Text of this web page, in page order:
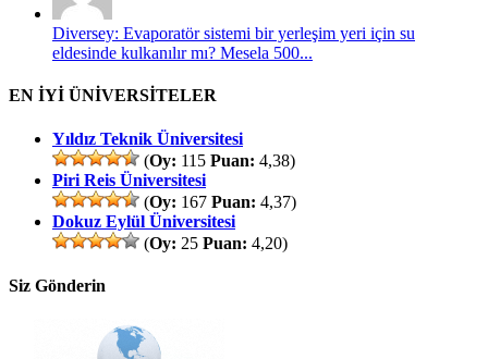
Diversey: Evaporatör sistemi bir yerleşim yeri için su
eldesinde kulkanılır mı? Mesela 500...
EN İYİ ÜNİVERSİTELER
Yıldız Teknik Üniversitesi
(Oy: 115 Puan: 4,38)
Piri Reis Üniversitesi
(Oy: 167 Puan: 4,37)
Dokuz Eylül Üniversitesi
(Oy: 25 Puan: 4,20)
Siz Gönderin